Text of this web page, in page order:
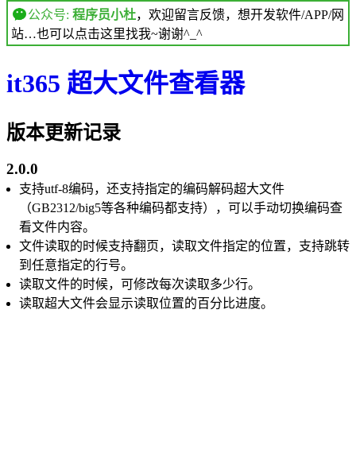
公众号: 程序员小杜，欢迎留言反馈，想开发软件/APP/网
站…也可以点击这里找我~谢谢^_^
it365 超大文件查看器
版本更新记录
2.0.0
支持utf-8编码，还支持指定的编码解码超大文件
（GB2312/big5等各种编码都支持），可以手动切换编码查
看文件内容。
文件读取的时候支持翻页，读取文件指定的位置，支持跳转
到任意指定的行号。
读取文件的时候，可修改每次读取多少行。
读取超大文件会显示读取位置的百分比进度。